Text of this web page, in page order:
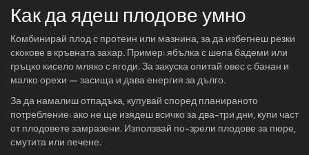
Как да ядеш плодове умно
Комбинирай плод с протеин или мазнина, за да избегнеш резки
скокове в кръвната захар. Пример: ябълка с шепа бадеми или
гръцко кисело мляко с ягоди. За закуска опитай овес с банан и
малко орехи — засища и дава енергия за дълго.
За да намалиш отпадъка, купувай според планираното
потребление: ако не ще изядеш всичко за два-три дни, купи част
от плодовете замразени. Използвай по-зрели плодове за пюре,
смутита или печене.